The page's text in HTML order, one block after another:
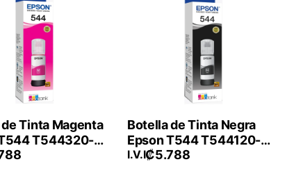
Tinta Magenta
T544320-
Botella de Tinta Negra
Epson T544 T544120-
AL ₡5.788
I.V.I